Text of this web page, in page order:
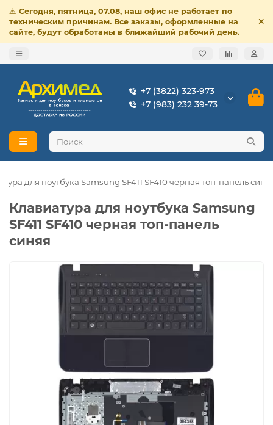
⚠️ Сегодня, пятница, 07.08, наш офис не работает по
техническим причинам. Все заказы, оформленные на
сайте, будут обработаны в ближайший рабочий день.
+7 (3822) 323-973
+7 (983) 232 39-73
для ноутбука Samsung SF411 SF410 черная топ-панель
Клавиатура для ноутбука Samsung
SF411 SF410 черная топ-панель
синяя